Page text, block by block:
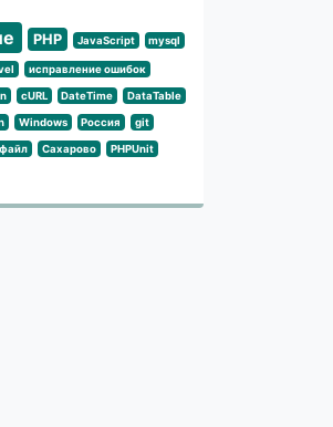
PHP JavaScript mysql
исправление ошибок
cURL DateTime DataTable
Windows Россия git
файл Сахарово PHPUnit